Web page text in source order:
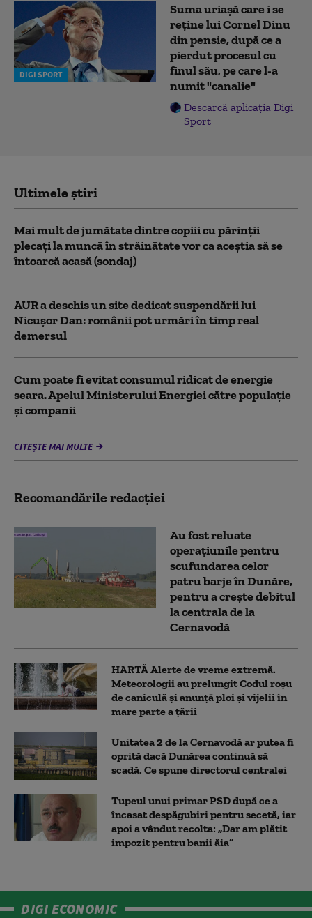
DIGI SPORT
Suma uriașă care i se
reține lui Cornel Dinu
din pensie, după ce a
pierdut procesul cu
finul său, pe care l-a
numit "canalie"
Descarcă aplicația Digi
Sport
Ultimele știri
Mai mult de jumătate dintre copiii cu părinții
plecați la muncă în străinătate vor ca aceștia să se
întoarcă acasă (sondaj)
AUR a deschis un site dedicat suspendării lui
Nicușor Dan: românii pot urmări în timp real
demersul
Cum poate fi evitat consumul ridicat de energie
seara. Apelul Ministerului Energiei către populație
și companii
CITEȘTE MAI MULTE
Recomandările redacţiei
Au fost reluate
operațiunile pentru
scufundarea celor
patru barje în Dunăre,
pentru a crește debitul
la centrala de la
Cernavodă
HARTĂ Alerte de vreme extremă.
Meteorologii au prelungit Codul roșu
de caniculă și anunță ploi și vijelii în
mare parte a țării
Unitatea 2 de la Cernavodă ar putea fi
oprită dacă Dunărea continuă să
scadă. Ce spune directorul centralei
Tupeul unui primar PSD după ce a
încasat despăgubiri pentru secetă, iar
apoi a vândut recolta: „Dar am plătit
impozit pentru banii ăia”
DIGI ECONOMIC